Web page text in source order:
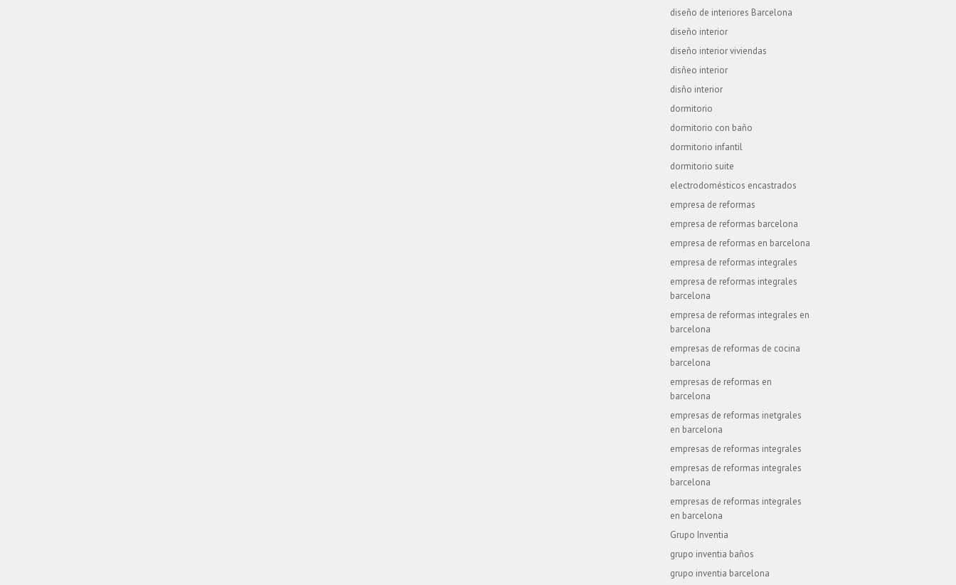
diseño de interiores Barcelona
diseño interior
diseño interior viviendas
disñeo interior
disño interior
dormitorio
dormitorio con baño
dormitorio infantil
dormitorio suite
electrodomésticos encastrados
empresa de reformas
empresa de reformas barcelona
empresa de reformas en barcelona
empresa de reformas integrales
empresa de reformas integrales
barcelona
empresa de reformas integrales en
barcelona
empresas de reformas de cocina
barcelona
empresas de reformas en
barcelona
empresas de reformas inetgrales
en barcelona
empresas de reformas integrales
empresas de reformas integrales
barcelona
empresas de reformas integrales
en barcelona
Grupo Inventia
grupo inventia baños
grupo inventia barcelona